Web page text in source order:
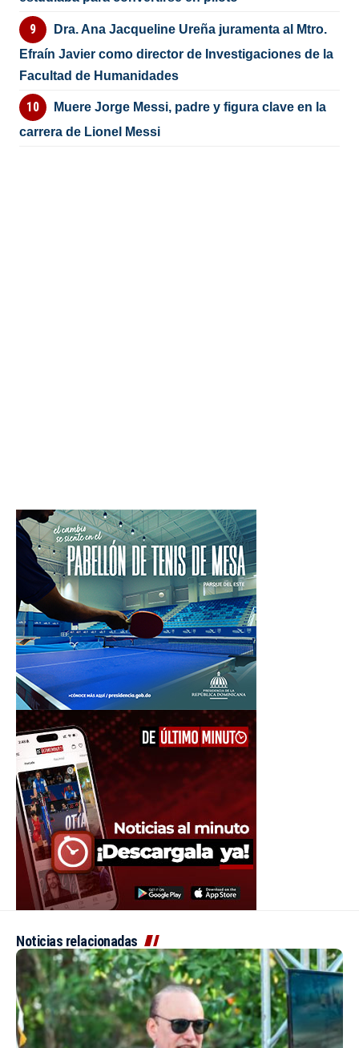
Dra. Ana Jacqueline Ureña juramenta al Mtro.
Efraín Javier como director de Investigaciones de la
Facultad de Humanidades
Muere Jorge Messi, padre y figura clave en la
carrera de Lionel Messi
Noticias relacionadas